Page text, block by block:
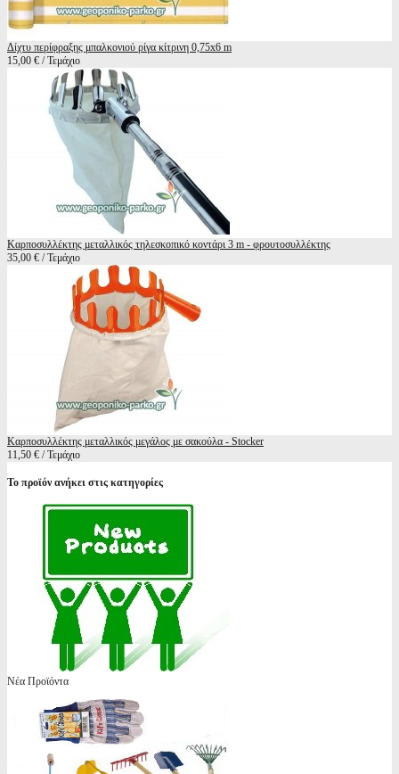
Δίχτυ περίφραξης μπαλκονιού ρίγα κίτρινη 0,75x6 m
15,00 € / Τεμάχιο
Καρποσυλλέκτης μεταλλικός τηλεσκοπικό κοντάρι 3 m - φρουτοσυλλέκτης
35,00 € / Τεμάχιο
Καρποσυλλέκτης μεταλλικός μεγάλος με σακούλα - Stocker
11,50 € / Τεμάχιο
Το προϊόν ανήκει στις κατηγορίες
Νέα Προϊόντα